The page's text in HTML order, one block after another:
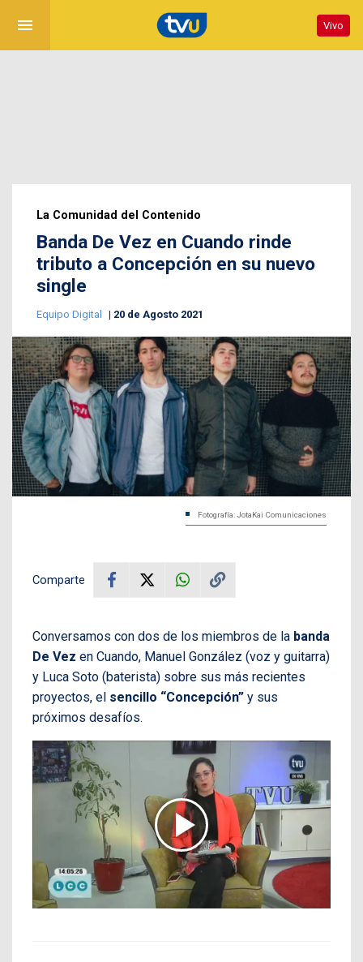
menu Vivo
La Comunidad del Contenido
Banda De Vez en Cuando rinde
tributo a Concepción en su nuevo
single
Equipo Digital 20 de Agosto 2021
Fotografía: JotaKai Comunicaciones
Comparte
Conversamos con dos de los miembros de la banda
De Vez en Cuando, Manuel González (voz y guitarra)
y Luca Soto (baterista) sobre sus más recientes
proyectos, el sencillo “Concepción” y sus
próximos desafíos.